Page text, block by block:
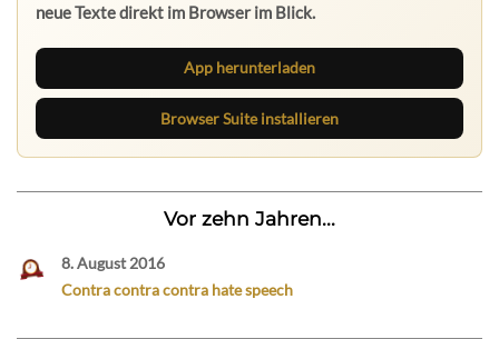
neue Texte direkt im Browser im Blick.
App herunterladen
Browser Suite installieren
Vor zehn Jahren...
8. August 2016
Contra contra contra hate speech